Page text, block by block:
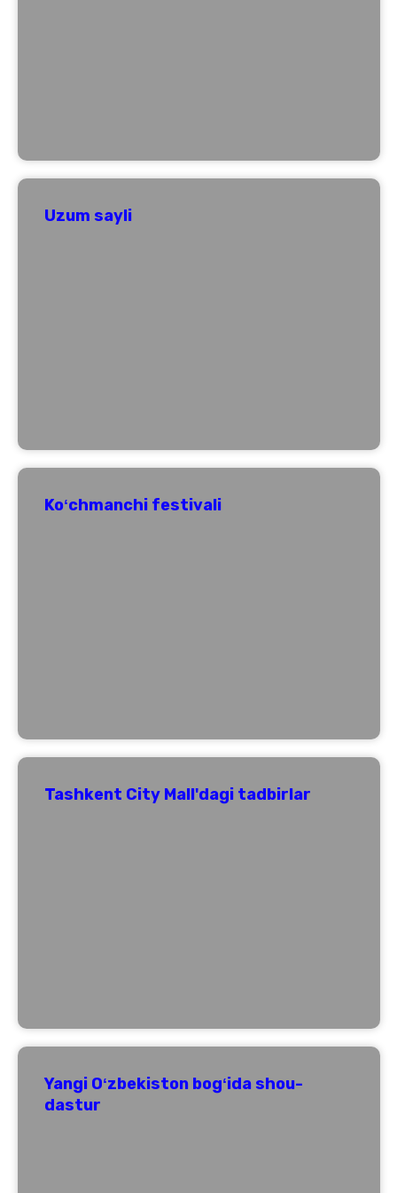
Uzum sayli
Koʻchmanchi festivali
Tashkent City Mall'dagi tadbirlar
Yangi Oʻzbekiston bogʻida shou-
dastur